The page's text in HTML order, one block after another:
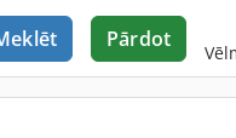
Pārdot